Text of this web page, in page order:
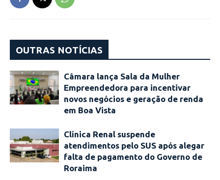
OUTRAS NOTÍCIAS
Câmara lança Sala da Mulher
Empreendedora para incentivar
novos negócios e geração de renda
em Boa Vista
Clínica Renal suspende
atendimentos pelo SUS após alegar
falta de pagamento do Governo de
Roraima